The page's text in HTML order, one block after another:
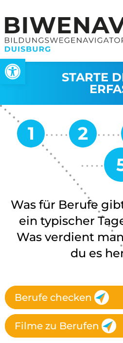
Werkzeugleiste öffnen
STARTE
Was für Berufe
ein typischer
Was verdient
du es
Berufe checken
Filme zu Berufen